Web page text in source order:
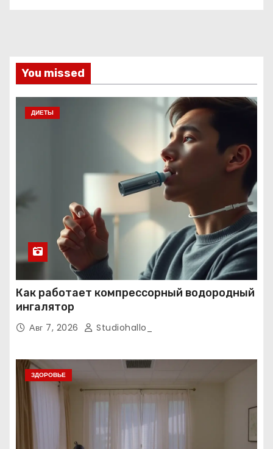
You missed
ДИЕТЫ
Как работает компрессорный водородный
ингалятор
Авг 7, 2026 Studiohallo_
ЗДОРОВЬЕ